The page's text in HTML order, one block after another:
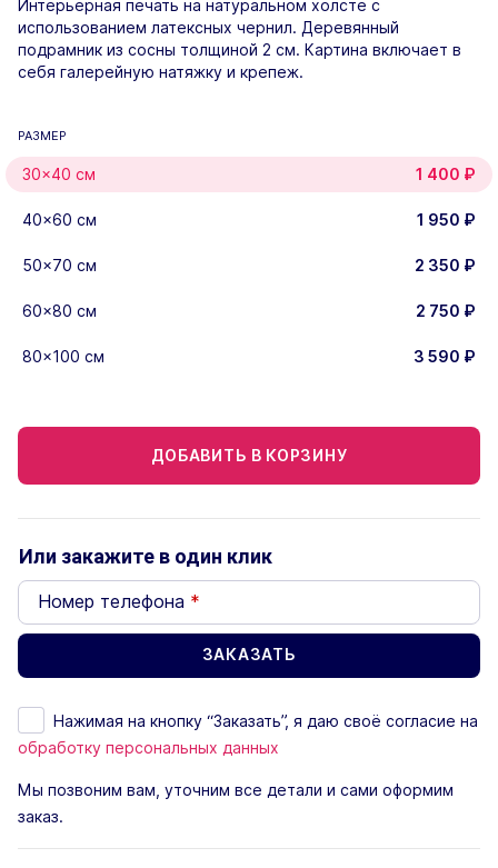
Интерьерная печать на натуральном холсте с
использованием латексных чернил. Деревянный
подрамник из сосны толщиной 2 см. Картина включает в
себя галерейную натяжку и крепеж.
РАЗМЕР
30×40 см 1 400 ₽
40×60 см 1 950 ₽
50×70 см 2 350 ₽
60×80 см 2 750 ₽
80×100 см 3 590 ₽
ДОБАВИТЬ В КОРЗИНУ
Или закажите в один клик
Номер телефона *
Нажимая на кнопку “Заказать”, я даю своё согласие на
обработку персональных данных
Мы позвоним вам, уточним все детали и сами оформим
заказ.